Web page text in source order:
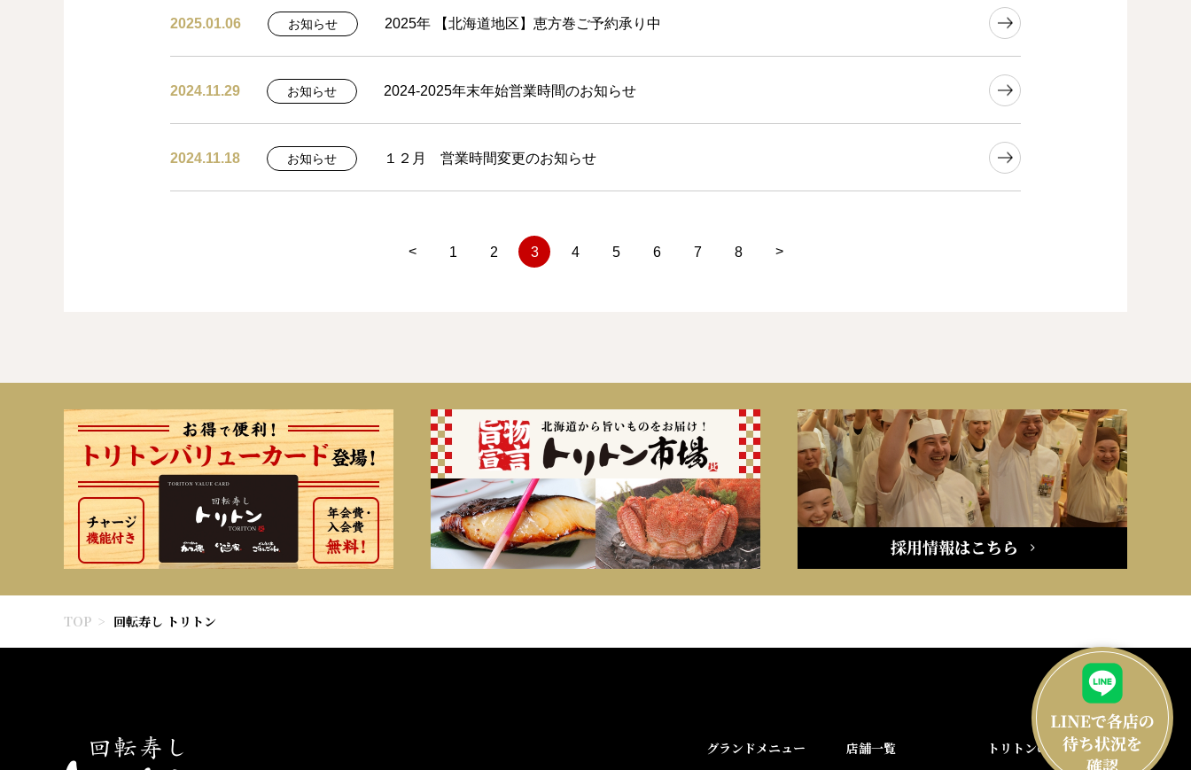
2025.01.06 お知らせ 2025年 【北海道地区】恵方巻ご予約承り中
2024.11.29 お知らせ 2024-2025年末年始営業時間のお知らせ
2024.11.18 お知らせ １２月 営業時間変更のお知らせ
< 1 2 3 4 5 6 7 8 >
TOP 回転寿し トリトン
グランドメニュー 店舗一覧 トリトンのこだわり